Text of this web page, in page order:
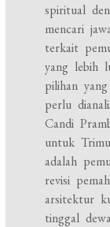
spiritual
mencari
terkait
yang lebih
pilihan
perlu
Candi
untuk
adalah
revisi
arsitektur
tinggal